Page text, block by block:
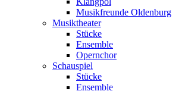
Musikfreunde Oldenburg
Musiktheater
Stücke
Ensemble
Opernchor
Schauspiel
Stücke
Ensemble